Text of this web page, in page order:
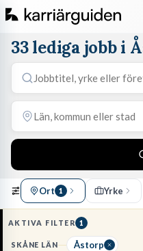
33 lediga jobb i
Ort 1 Yrke
AKTIVA FILTER 1
SKÅNE LÄN Åstorp